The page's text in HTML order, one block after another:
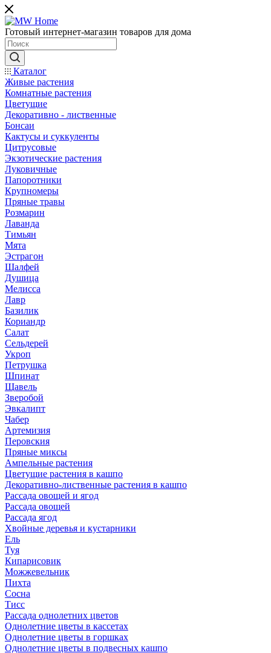
Готовый интернет-магазин товаров для дома
Каталог
Живые растения
Комнатные растения
Цветущие
Декоративно - лиственные
Бонсаи
Кактусы и суккуленты
Цитрусовые
Экзотические растения
Луковичные
Папоротники
Крупномеры
Пряные травы
Розмарин
Лаванда
Тимьян
Мята
Эстрагон
Шалфей
Душица
Мелисса
Лавр
Базилик
Кориандр
Салат
Сельдерей
Укроп
Петрушка
Шпинат
Щавель
Зверобой
Эвкалипт
Чабер
Артемизия
Перовския
Пряные миксы
Ампельные растения
Цветущие растения в кашпо
Декоративно-лиственные растения в кашпо
Рассада овощей и ягод
Рассада овощей
Рассада ягод
Хвойные деревья и кустарники
Ель
Туя
Кипарисовик
Можжевельник
Пихта
Сосна
Тисc
Рассада однолетних цветов
Однолетние цветы в кассетах
Однолетние цветы в горшках
Однолетние цветы в подвесных кашпо